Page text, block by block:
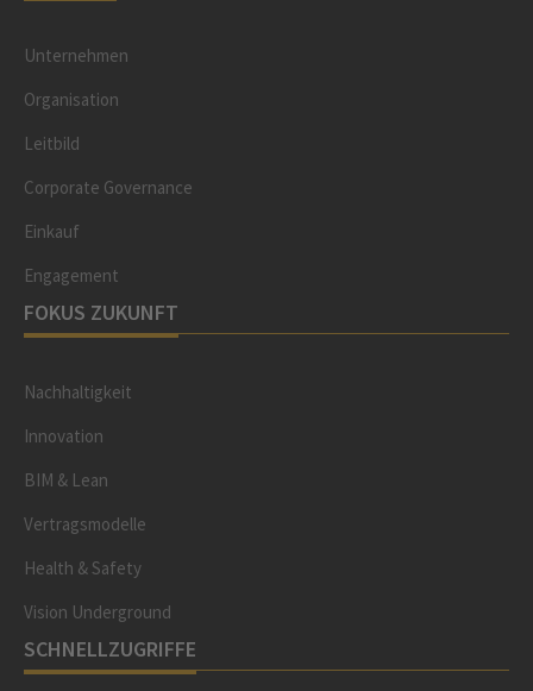
Unternehmen
Organisation
Leitbild
Corporate Governance
Einkauf
Engagement
FOKUS ZUKUNFT
Nachhaltigkeit
Innovation
BIM & Lean
Vertragsmodelle
Health & Safety
Vision Underground
SCHNELLZUGRIFFE